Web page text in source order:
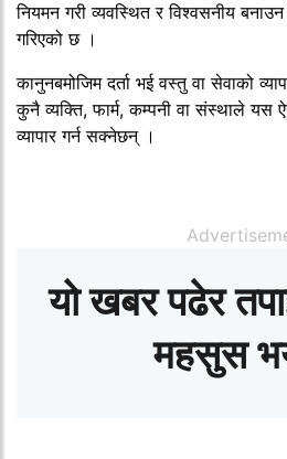
नियमन गरी व्यवस्थित र विश्वसनीय
गरिएको छ ।
कानुनबमोजिम दर्ता भई वस्तु वा सेवाको
कुनै व्यक्ति, फार्म, कम्पनी वा संस्थाले यस
व्यापार गर्न सक्नेछन् ।
यो खबर पढेर
महसुस